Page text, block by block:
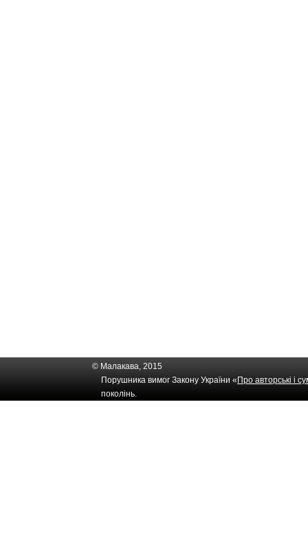
© Малакава, 2015
Порушника вимог Закону України « Про авторські і
поколінь.